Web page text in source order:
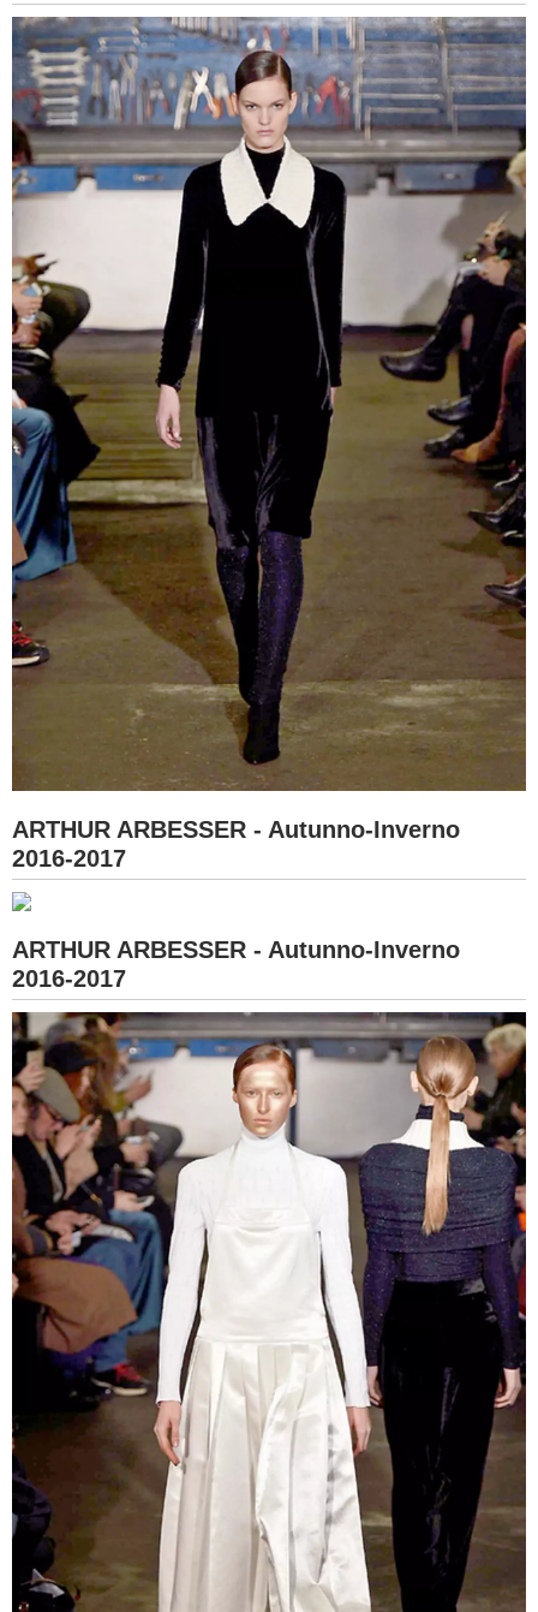
ARTHUR ARBESSER - Autunno-Inverno
2016-2017
ARTHUR ARBESSER - Autunno-Inverno
2016-2017